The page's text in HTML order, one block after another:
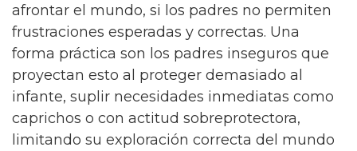
afrontar el mundo, si los padres no permiten
frustraciones esperadas y correctas. Una
forma práctica son los padres inseguros que
proyectan esto al proteger demasiado al
infante, suplir necesidades inmediatas como
caprichos o con actitud sobreprotectora,
limitando su exploración correcta del mundo